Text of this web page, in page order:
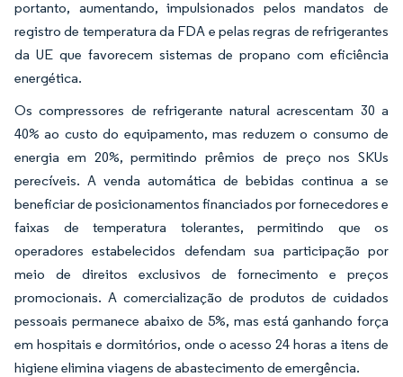
portanto, aumentando, impulsionados pelos mandatos de
registro de temperatura da FDA e pelas regras de refrigerantes
da UE que favorecem sistemas de propano com eficiência
energética.
Os compressores de refrigerante natural acrescentam 30 a
40% ao custo do equipamento, mas reduzem o consumo de
energia em 20%, permitindo prêmios de preço nos SKUs
perecíveis. A venda automática de bebidas continua a se
beneficiar de posicionamentos financiados por fornecedores e
faixas de temperatura tolerantes, permitindo que os
operadores estabelecidos defendam sua participação por
meio de direitos exclusivos de fornecimento e preços
promocionais. A comercialização de produtos de cuidados
pessoais permanece abaixo de 5%, mas está ganhando força
em hospitais e dormitórios, onde o acesso 24 horas a itens de
higiene elimina viagens de abastecimento de emergência.